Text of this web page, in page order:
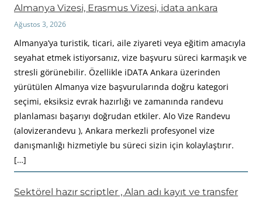
Almanya Vizesi, Erasmus Vizesi, idata ankara
Ağustos 3, 2026
Almanya’ya turistik, ticari, aile ziyareti veya eğitim amacıyla
seyahat etmek istiyorsanız, vize başvuru süreci karmaşık ve
stresli görünebilir. Özellikle iDATA Ankara üzerinden
yürütülen Almanya vize başvurularında doğru kategori
seçimi, eksiksiz evrak hazırlığı ve zamanında randevu
planlaması başarıyı doğrudan etkiler. Alo Vize Randevu
(alovizerandevu ), Ankara merkezli profesyonel vize
danışmanlığı hizmetiyle bu süreci sizin için kolaylaştırır.
[…]
Sektörel hazır scriptler , Alan adı kayıt ve transfer